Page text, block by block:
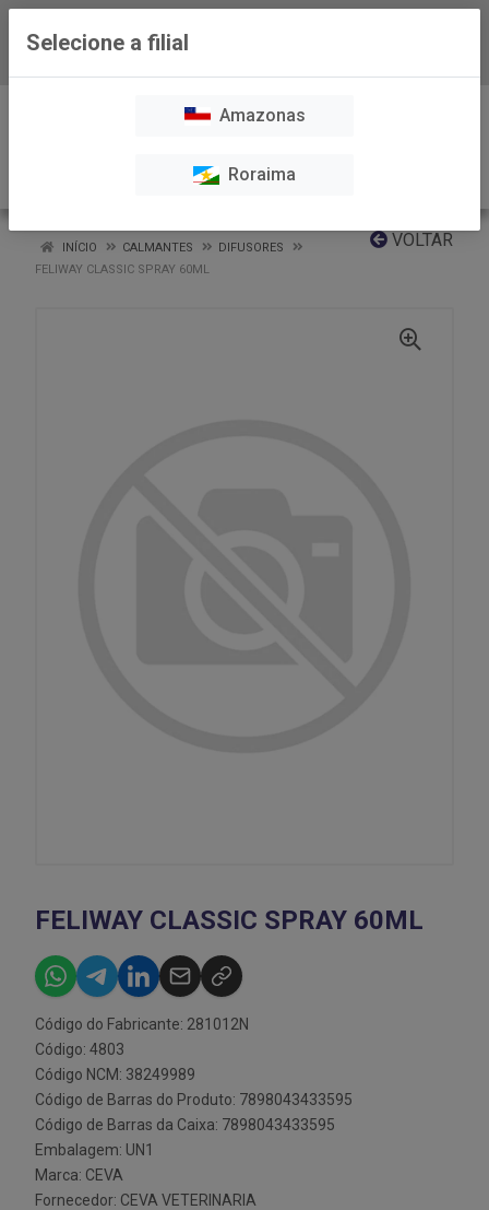
VOLTAR
INÍCIO CALMANTES
DIFUSORES
FELIWAY CLASSIC SPRAY 60ML
FELIWAY CLASSIC SPRAY 60ML
Código do Fabricante: 281012N
Código: 4803
Código NCM: 38249989
Código de Barras do Produto: 7898043433595
Código de Barras da Caixa: 7898043433595
Embalagem: UN1
Marca: CEVA
Fornecedor: CEVA VETERINARIA
Selecione a filial
Amazonas
Roraima